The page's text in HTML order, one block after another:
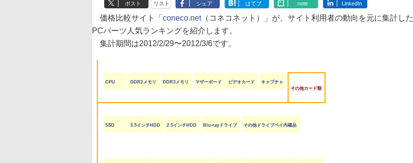
ポスト リスト シェア はてブ note LinkedIn
価格比較サイト「 coneco.net（コネコネット）」が、サイト利用者の動向を元に集計した
PCパーツ人気ランキングを紹介します。
集計期間は2012/2/29〜2012/3/6です。
CPU DDR2メモリ DDR3メモリ マザーボード ビデオカード
キャプチャ
その他カード類
SSD 3.5インチHDD 2.5インチHDD Blu-rayドライブ その他ドライブベイ内蔵品